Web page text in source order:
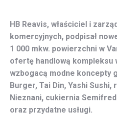
HB Reavis, właściciel i
komercyjnych, podpisał
1 000 mkw. powierzchni w
ofertę handlową kompleksu
wzbogacą modne koncepty
Burger, Tai Din, Yashi
Nieznani, cukiernia
oraz przydatne usługi.